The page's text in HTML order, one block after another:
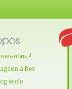
nous ?
à Bex
écolo